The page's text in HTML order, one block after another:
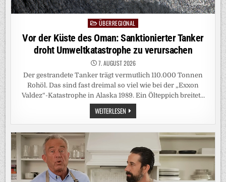
PostedÜBERREGIONAL
Vor der Küste des Oman: Sanktionierter Tanker
droht Umweltkatastrophe zu verursachen
7. AUGUST 2026
Der gestrandete Tanker trägt vermutlich 110.000 Tonnen
Rohöl. Das sind fast dreimal so viel wie bei der „Exxon
Valdez“-Katastrophe in Alaska 1989. Ein Ölteppich breitet…
WEITERLESEN VOR
DER
KÜSTE
DES
SANKTIONIERTER
TANKER
DROHT
UMWELTKATASTROPHE
ZU
VERURSACHEN